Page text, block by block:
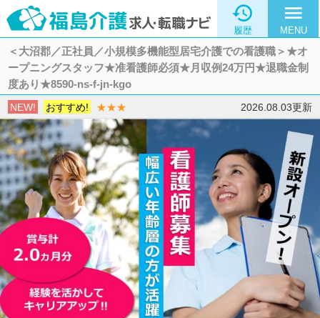

履歴
menu
MENU
＜大沼郡／正社員／小規模多機能型居宅介護での看護職＞★オ
ープニングスタッフ★准看護師必須★月収例24万円★退職金制
度あり★8590-ns-f-jn-kgo
NEW! おすすめ! ★★★ 2026.08.03更新